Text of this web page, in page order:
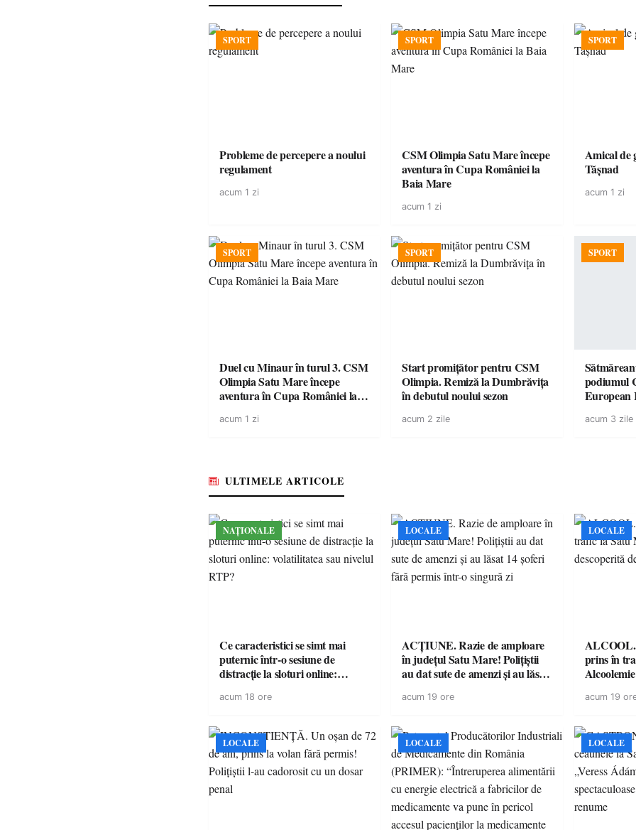
SPORT
Probleme de percepere a noului
regulament
acum 1 zi
SPORT
CSM Olimpia Satu Mare începe
aventura în Cupa României la
Baia Mare
acum 1 zi
SPORT
Amical de
Tășnad
acum 1 zi
SPORT
Duel cu Minaur în turul 3. CSM
Olimpia Satu Mare începe
aventura în Cupa României la
acum 1 zi
SPORT
Start promițător pentru CSM
Olimpia. Remiză la Dumbrăvița
în debutul noului sezon
acum 2 zile
SPORT
podiumul
European
Räikkönen
acum 3 zile
ULTIMELE ARTICOLE
NAȚIONALE
Ce caracteristici se simt mai
puternic într-o sesiune de
distracție la sloturi online:
acum 18 ore
LOCALE
ACȚIUNE. Razie de amploare
în județul Satu Mare! Polițiștii
au dat sute de amenzi și au lăsat
singură zi
acum 19 ore
LOCALE
ALCOOL.
prins în
acum 19
LOCALE LOCALE LOCALE